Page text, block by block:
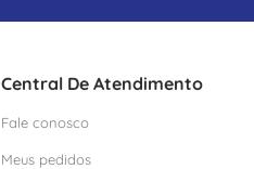
Central De Atendimento
Fale conosco
Meus pedidos